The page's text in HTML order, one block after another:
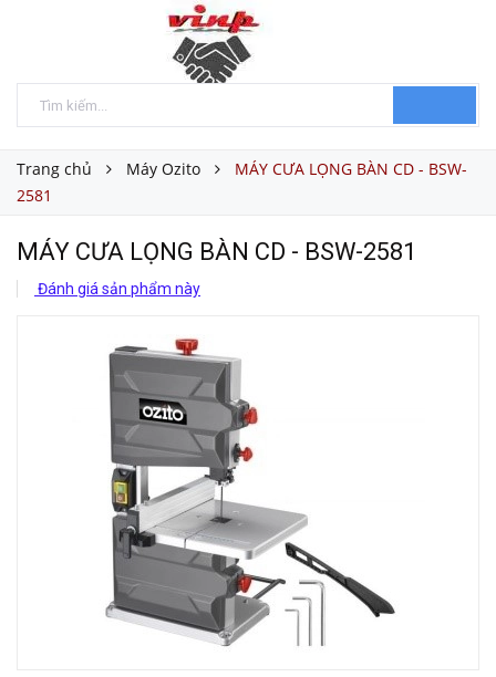
Trang chủ Máy Ozito
MÁY CƯA LỌNG BÀN CD - BSW-
2581
MÁY CƯA LỌNG BÀN CD - BSW-2581
Đánh giá sản phẩm này